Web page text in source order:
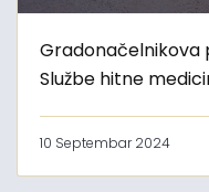
Gradonačelnikova
Službe hitne
10 Septembar 2024